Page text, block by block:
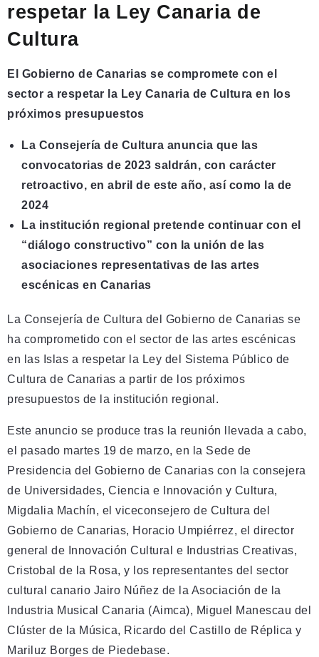
respetar la Ley Canaria de
Cultura
El Gobierno de Canarias se compromete con el
sector a respetar la Ley Canaria de Cultura en los
próximos presupuestos
La Consejería de Cultura anuncia que las
convocatorias de 2023 saldrán, con carácter
retroactivo, en abril de este año, así como la de
2024
La institución regional pretende continuar con el
“diálogo constructivo” con la unión de las
asociaciones representativas de las artes
escénicas en Canarias
La Consejería de Cultura del Gobierno de Canarias se
ha comprometido con el sector de las artes escénicas
en las Islas a respetar la Ley del Sistema Público de
Cultura de Canarias a partir de los próximos
presupuestos de la institución regional.
Este anuncio se produce tras la reunión llevada a cabo,
el pasado martes 19 de marzo, en la Sede de
Presidencia del Gobierno de Canarias con la consejera
de Universidades, Ciencia e Innovación y Cultura,
Migdalia Machín, el viceconsejero de Cultura del
Gobierno de Canarias, Horacio Umpiérrez, el director
general de Innovación Cultural e Industrias Creativas,
Cristobal de la Rosa, y los representantes del sector
cultural canario Jairo Núñez de la Asociación de la
Industria Musical Canaria (Aimca), Miguel Manescau del
Clúster de la Música, Ricardo del Castillo de Réplica y
Mariluz Borges de Piedebase.